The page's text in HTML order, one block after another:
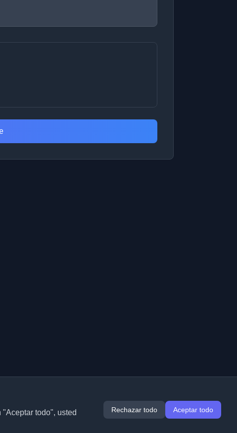
todo", usted
Rechazar todo Aceptar todo